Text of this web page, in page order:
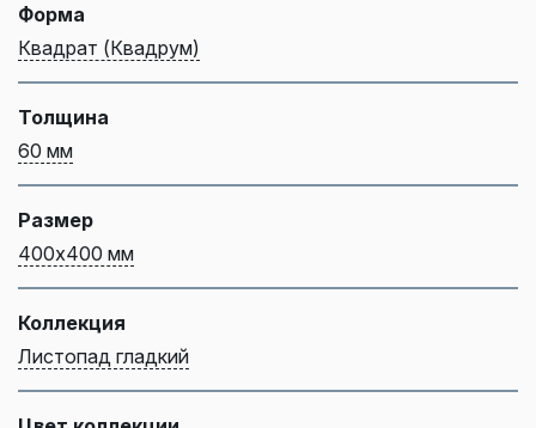
Форма
Квадрат (Квадрум)
Толщина
60 мм
Размер
400х400 мм
Коллекция
Листопад гладкий